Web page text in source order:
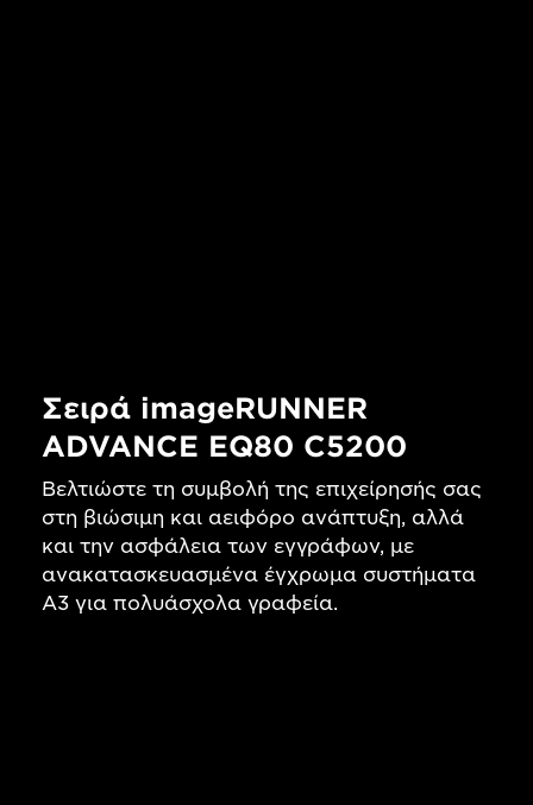
Σειρά imageRUNNER
ADVANCE EQ80 C5200
Βελτιώστε τη συμβολή της επιχείρησής σας
στη βιώσιμη και αειφόρο ανάπτυξη, αλλά
και την ασφάλεια των εγγράφων, με
ανακατασκευασμένα έγχρωμα συστήματα
A3 για πολυάσχολα γραφεία.